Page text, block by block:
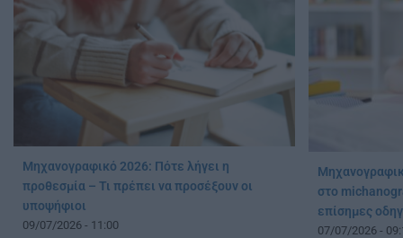
Μηχανογραφικό 2026: Πότε λήγει η
προθεσμία – Τι πρέπει να προσέξουν οι
υποψήφιοι
09/07/2026 - 11:00
στο
επίσημες
07/07/2026 -